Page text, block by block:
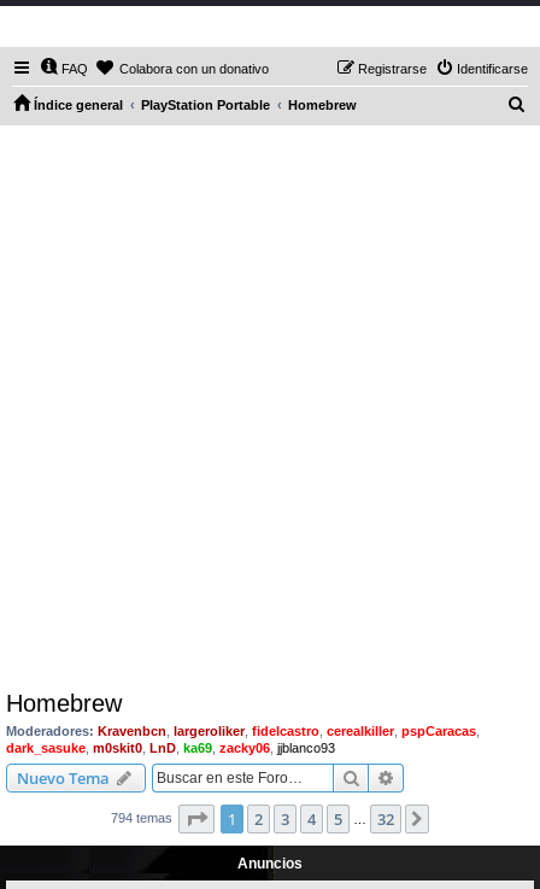
FAQ Colabora con un donativo Identificarse
Registrarse
Índice general PlayStation Portable Homebrew
Homebrew
Moderadores: Kravenbcn largeroliker, fidelcastro cerealkiller, pspCaracas
dark_sasuke m0skit0 LnD ka69 zacky06 jjblanco93
Nuevo Tema Buscar
794 temas Página de 32
1 2 3 4 5 32
Anuncios